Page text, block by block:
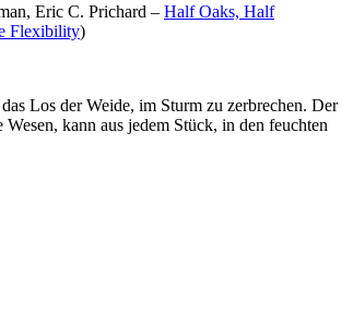
Eric C. Prichard – Half Oaks, Half
Flexibility)
Los der Weide, im Sturm zu zerbrechen. Der
kann aus jedem Stück, in den feuchten